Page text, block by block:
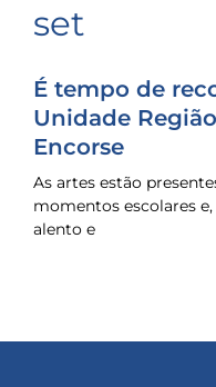
set
É tempo de
Unidade
Encorse
As artes estão
momentos escolares
alento e